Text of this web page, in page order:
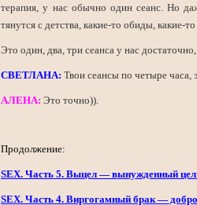
терапия, у нас обычно один сеанс. Но
тянутся с детства, какие-то обиды, какие-
Это один, два, три сеанса у нас
СВЕТЛАНА: Твои сеансы по четыре
АЛЕНА:Это точно)).
Продолжение:
SEX. Часть 5. Выцел — вынужденный
SEX. Часть 4. Виргогамный брак —